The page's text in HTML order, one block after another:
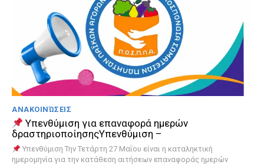
ΑΝΑΚΟΙΝΏΣΕΙΣ
Υπενθύμιση για επαναφορά ημερών
δραστηριοποίησηςΥπενθύμιση –
Υπενθύμιση Την Τετάρτη 27 Μαΐου είναι η καταληκτική
ημερομηνία για την κατάθεση αιτήσεων επαναφοράς ημερών